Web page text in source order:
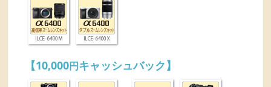
【10,000円キャッシュバック】